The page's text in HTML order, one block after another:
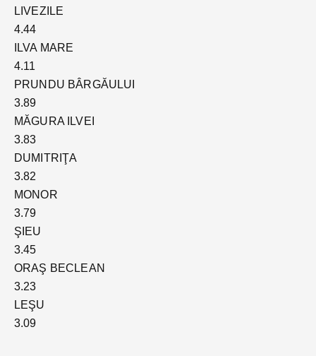
LIVEZILE
4.44
ILVA MARE
4.11
PRUNDU BÂRGĂULUI
3.89
MĂGURA ILVEI
3.83
DUMITRIŢA
3.82
MONOR
3.79
ŞIEU
3.45
ORAŞ BECLEAN
3.23
LEŞU
3.09